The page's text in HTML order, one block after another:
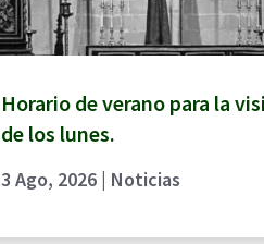
Horario de verano para la
de los lunes.
3 Ago, 2026 | Noticias